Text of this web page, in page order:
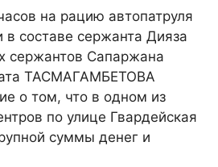
на рацию автопатруля
в составе сержанта Дияза
Сапаржана
ТАСМАГАМБЕТОВА
о том, что в одном из
по улице Гвардейская
суммы денег и